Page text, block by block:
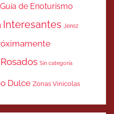
Guía de Enoturismo
Interesantes Jerez
Rosados Sin categoría
Dulce Zonas Vinicolas